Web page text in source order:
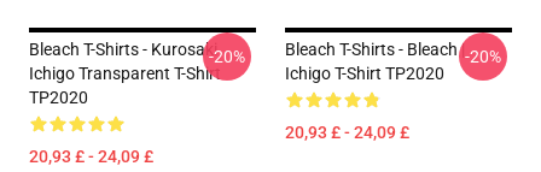
Bleach T-Shirts - Kurosaki
Ichigo Transparent T-Shirt
TP2020
20,93 £ - 24,09 £
-20%
Bleach T-Shirts - Bleach |
Ichigo T-Shirt TP2020
20,93 £ - 24,09 £
-20%